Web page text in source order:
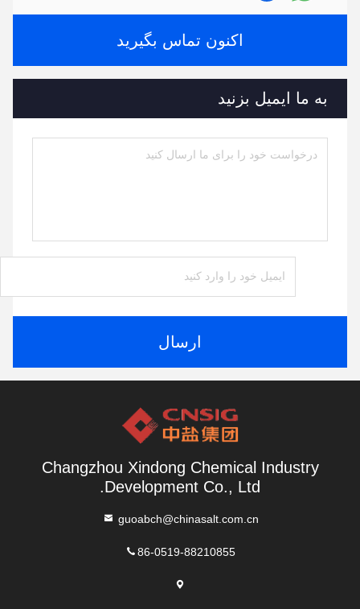
اکنون تماس بگیرید
به ما ایمیل بزنید
ارسال
Changzhou Xindong Chemical Industry
Development Co., Ltd.
guoabch@chinasalt.com.cn
86-0519-88210855